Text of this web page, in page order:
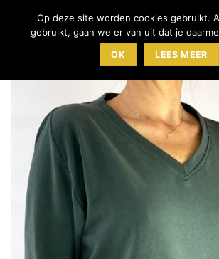
Op deze site worden cookies gebruikt.
gebruikt, gaan we er van uit dat je
OK LEES MEER